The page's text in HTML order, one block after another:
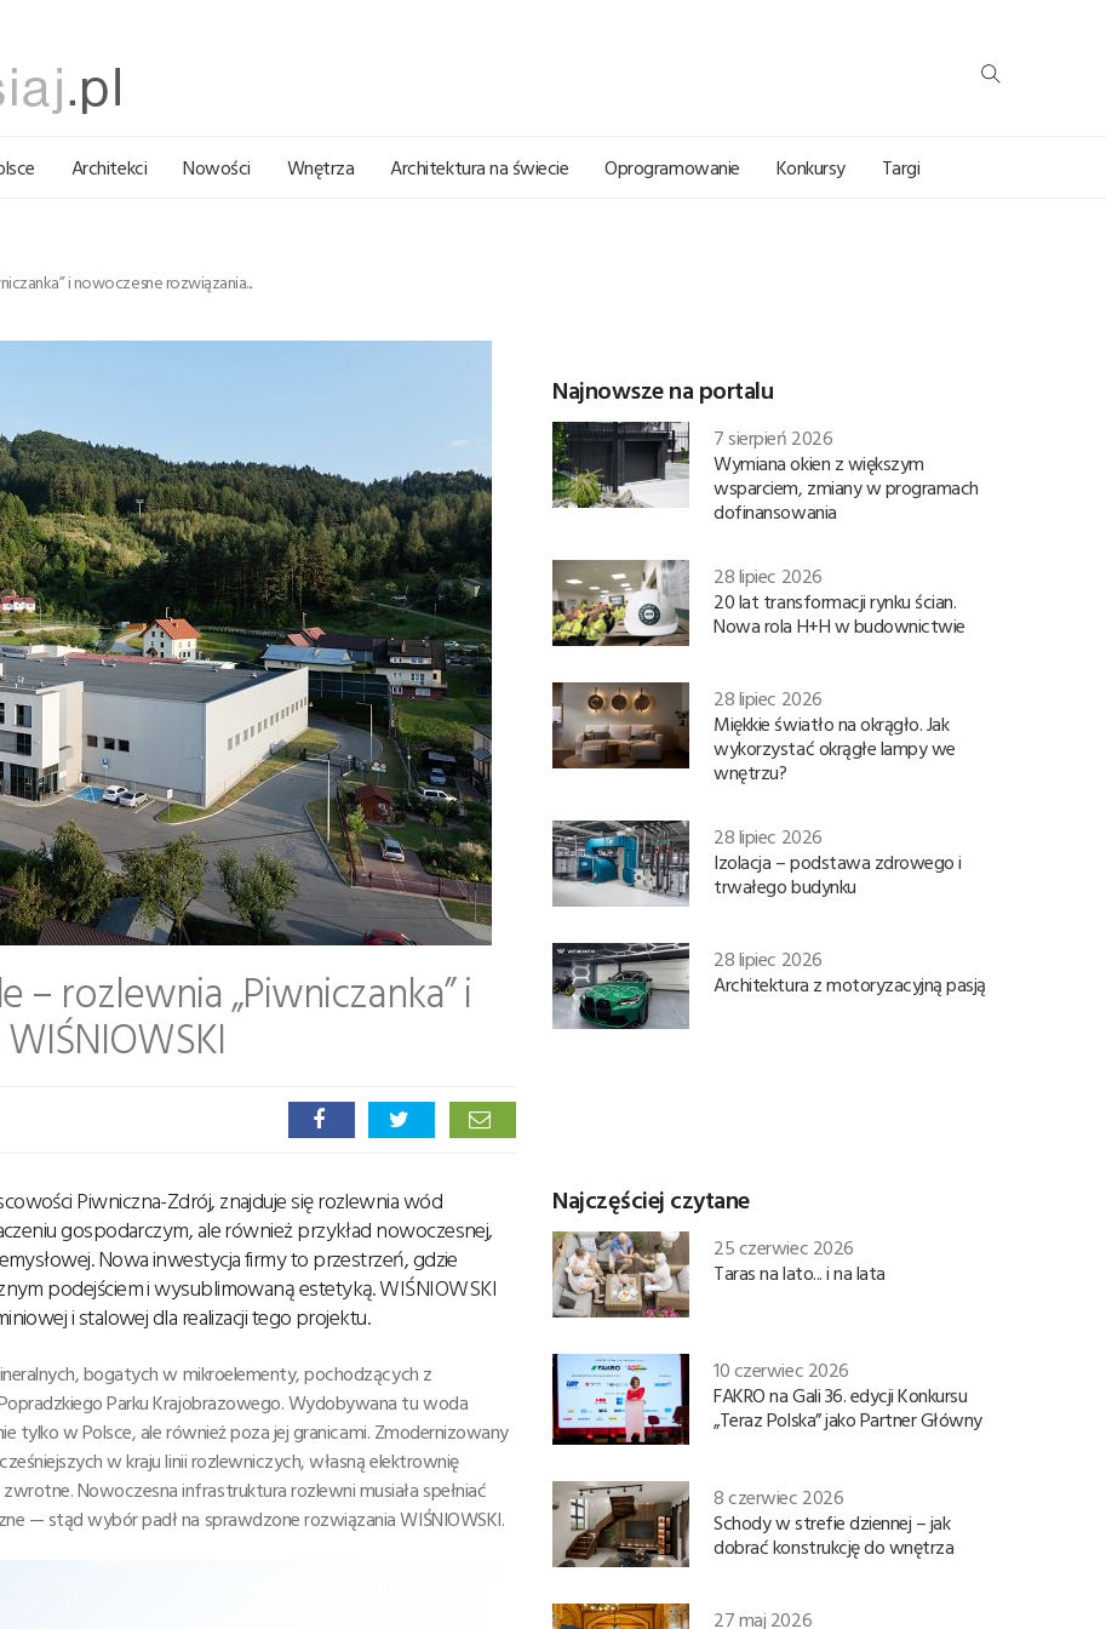
Architekci Nowości Wnętrza Architektura na świecie Oprogramowanie Konkursy Targi
i nowoczesne rozwiązania...
rozlewnia „Piwniczanka” i
Piwniczna-Zdrój, znajduje się rozlewnia wód
gospodarczym, ale również przykład nowoczesnej,
Nowa inwestycja firmy to przestrzeń, gdzie
podejściem i wysublimowaną estetyką. WIŚNIOWSKI
i stalowej dla realizacji tego projektu.
bogatych w mikroelementy, pochodzących z
Parku Krajobrazowego. Wydobywana tu woda
tylko w Polsce, ale również poza jej granicami. Zmodernizowany
w kraju linii rozlewniczych, własną elektrownię
Nowoczesna infrastruktura rozlewni musiała spełniać
— stąd wybór padł na sprawdzone rozwiązania WIŚNIOWSKI.
Najnowsze na portalu
7 sierpień 2026
Wymiana okien z większym
wsparciem, zmiany w programach
dofinansowania
28 lipiec 2026
20 lat transformacji rynku ścian.
Nowa rola H+H w budownictwie
28 lipiec 2026
Miękkie światło na okrągło. Jak
wykorzystać okrągłe lampy we
wnętrzu?
28 lipiec 2026
Izolacja – podstawa zdrowego i
trwałego budynku
28 lipiec 2026
Architektura z motoryzacyjną pasją
Najczęściej czytane
25 czerwiec 2026
Taras na lato... i na lata
10 czerwiec 2026
FAKRO na Gali 36. edycji Konkursu
„Teraz Polska” jako Partner Główny
8 czerwiec 2026
Schody w strefie dziennej – jak
dobrać konstrukcję do wnętrza
27 maj 2026